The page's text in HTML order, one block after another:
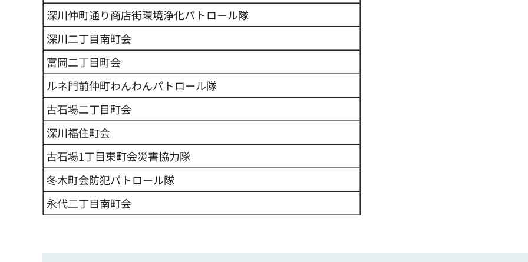
深川仲町通り商店街環境浄化パトロール隊
深川二丁目南町会
富岡二丁目町会
ルネ門前仲町わんわんパトロール隊
古石場二丁目町会
深川福住町会
古石場1丁目東町会災害協力隊
冬木町会防犯パトロール隊
永代二丁目南町会